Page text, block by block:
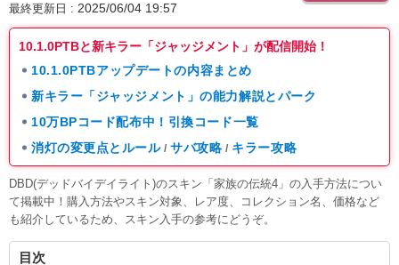
最終更新日 2025/06/04 19:57
10.1.0PTBと新キラー「ジャッジメント」が配信開始！
10.1.0PTBアップデートの内容まとめ
新キラー「ジャッジメント」の能力解説とパーク
10万BPコード配布中！引換コード一覧
消灯の変更点とルール / サバ攻略 / キラー攻略
DBD(デッドバイデイライト)のスキン「家族の伝統4」の入手方法につい
て掲載中！購入方法やスキン対象、レア度、コレクション名、価格など
も紹介しているため、スキン入手の参考にどうぞ。
目次